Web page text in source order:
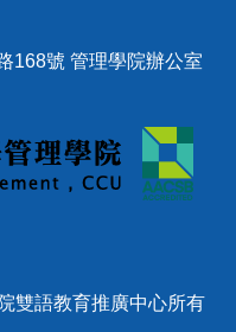
168號 管理學院辦公室
雙語教育推廣中心所有